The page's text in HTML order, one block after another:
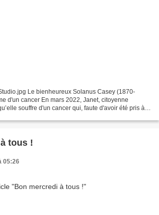
Le bienheureux Solanus Casey (1870-
d'un cancer En mars 2022, Janet, citoyenne
souffre d'un cancer qui, faute d'avoir été pris à
tous !
05:26